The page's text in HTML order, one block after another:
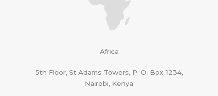
Africa
5th Floor, St Adams Towers, P. O. Box 1234,
Nairobi, Kenya